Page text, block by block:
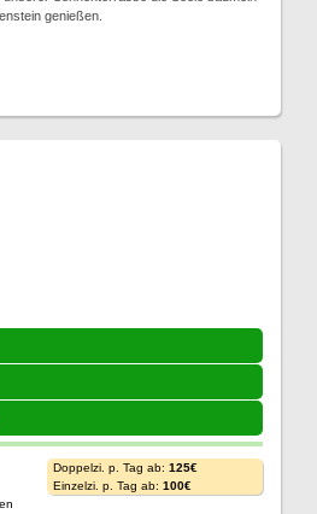
genießen.
Doppelzi. p. Tag ab: 125€
Einzelzi. p. Tag ab: 100€